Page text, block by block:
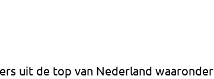
uit de top van Nederland waaronder